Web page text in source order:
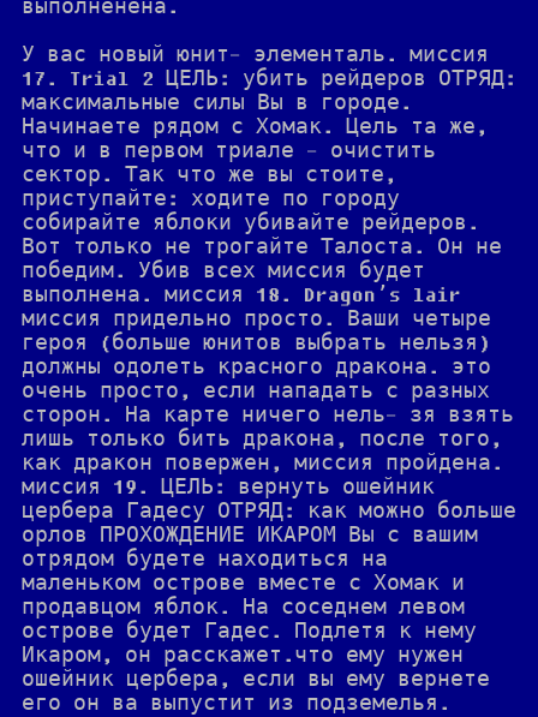
выполненена.
У вас новый юнит- элементаль. миссия
17. Trial 2 ЦЕЛЬ: убить рейдеров ОТРЯД:
максимальные силы Вы в городе.
Начинаете рядом с Хомак. Цель та же,
что и в первом триале - очистить
сектор. Так что же вы стоите,
приступайте: ходите по городу
собирайте яблоки убивайте рейдеров.
Вот только не трогайте Талоста. Он не
победим. Убив всех миссия будет
выполнена. миссия 18. Dragon’s lair
миссия придельно просто. Ваши четыре
героя (больше юнитов выбрать нельзя)
должны одолеть красного дракона. это
очень просто, если нападать с разных
сторон. На карте ничего нель- зя взять
лишь только бить дракона, после того,
как дракон повержен, миссия пройдена.
миссия 19. ЦЕЛЬ: вернуть ошейник
цербера Гадесу ОТРЯД: как можно больше
орлов ПРОХОЖДЕНИЕ ИКАРОМ Вы с вашим
отрядом будете находиться на
маленьком острове вместе с Хомак и
продавцом яблок. На соседнем левом
острове будет Гадес. Подлетя к нему
Икаром, он расскажет.что ему нужен
ошейник цербера, если вы ему вернете
его он ва выпустит из подземелья.